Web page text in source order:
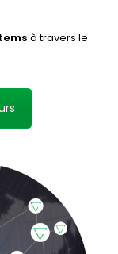
à travers le